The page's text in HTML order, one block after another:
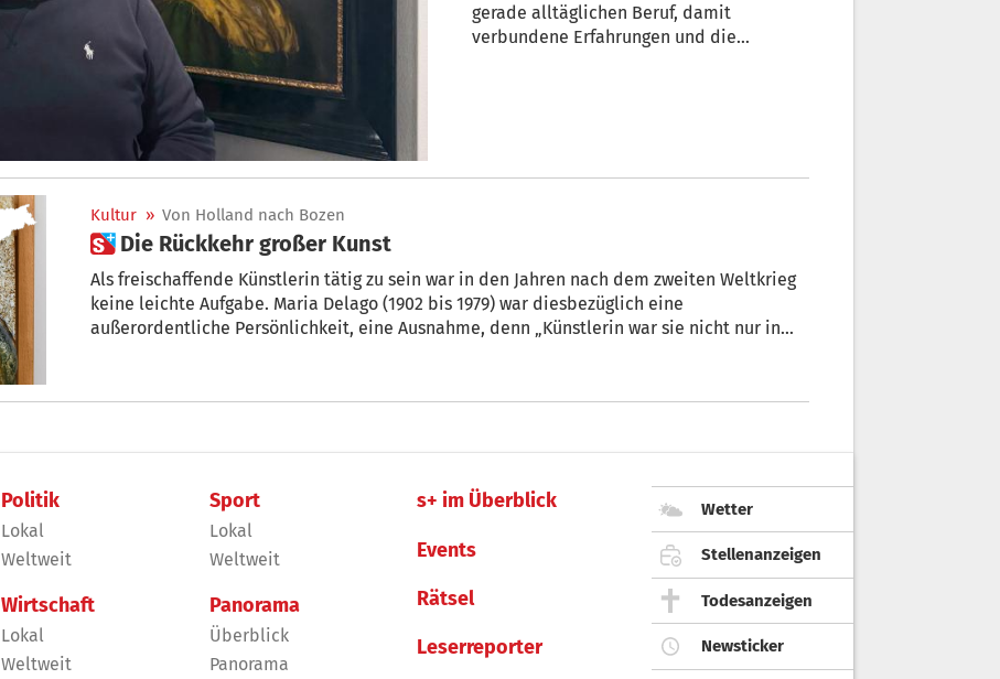
gerade alltäglichen Beruf, damit
verbundene Erfahrungen und die
Kultur » Von Holland nach Bozen
 Die Rückkehr großer Kunst
Als freischaffende Künstlerin tätig zu sein war in den Jahren nach dem zweiten Weltkrieg
keine leichte Aufgabe. Maria Delago (1902 bis 1979) war diesbezüglich eine
außerordentliche Persönlichkeit, eine Ausnahme, denn „Künstlerin war sie nicht nur in
Politik
Lokal
Weltweit
Wirtschaft
Lokal
Weltweit
Sport
Lokal
Weltweit
Panorama
Überblick
Panorama
s+ im Überblick
Events
Rätsel
Leserreporter
Wetter
Stellenanzeigen
Todesanzeigen
Newsticker